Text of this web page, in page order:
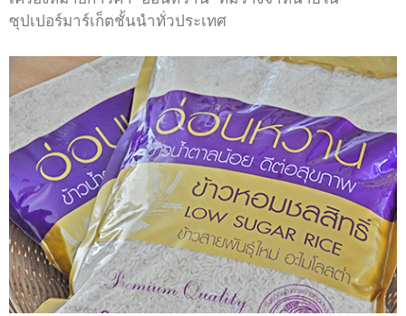
ซุปเปอร์มาร์เก็ตชั้นนำทั่วประเทศ